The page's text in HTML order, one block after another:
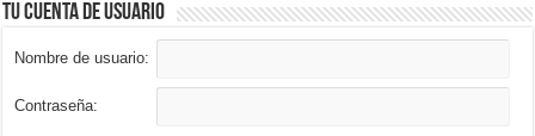
Tu cuenta de usuario
Nombre de usuario:
Contraseña: